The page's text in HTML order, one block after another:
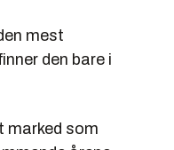
mest
den bare i
marked som